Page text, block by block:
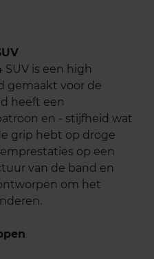
is een high
gemaakt voor de
heeft een
en - stijfheid wat
grip hebt op droge
op een
van de band en
om het